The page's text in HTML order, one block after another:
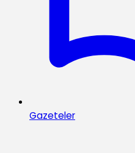
Gazeteler